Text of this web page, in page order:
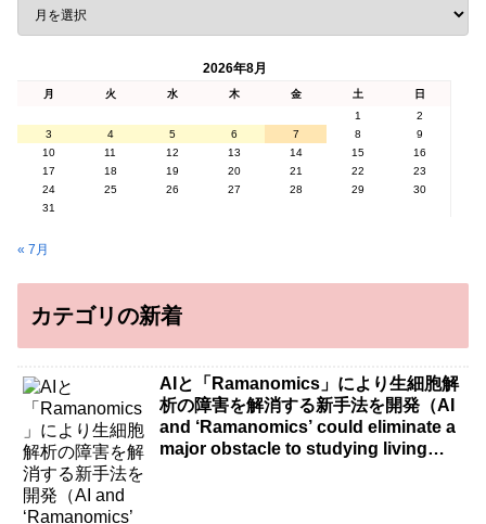
2026年8月
月 火 水 木 金 土
日
1
2
3
4 5 6 7 8
9
10
11 12 13 14 15
16
17
18 19 20 21 22
23
24
25 26 27 28 29
30
31
« 7月
カテゴリの新着
AIと「Ramanomics」により生細胞解
析の障害を解消する新手法を開発（AI
and ‘Ramanomics’ could eliminate a
major obstacle to studying living